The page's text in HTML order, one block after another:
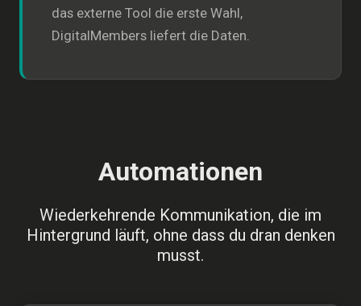
das externe Tool die erste Wahl,
DigitalMembers liefert die Daten.
Automationen
Wiederkehrende Kommunikation, die im
Hintergrund läuft, ohne dass du dran denken
musst.